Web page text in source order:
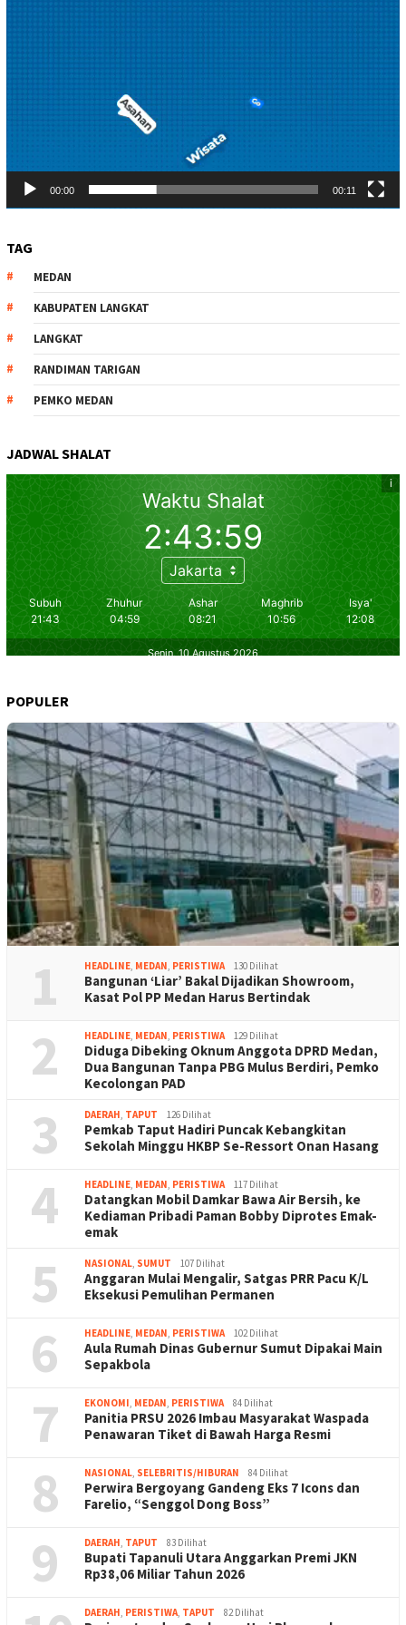
00:00 00:11
TAG
MEDAN
KABUPATEN LANGKAT
LANGKAT
RANDIMAN TARIGAN
PEMKO MEDAN
JADWAL SHALAT
POPULER
1 HEADLINE, MEDAN, PERISTIWA 130 Dilihat
Bangunan ‘Liar’ Bakal Dijadikan Showroom,
Kasat Pol PP Medan Harus Bertindak
2 HEADLINE, MEDAN, PERISTIWA 129 Dilihat
Diduga Dibeking Oknum Anggota DPRD Medan,
Dua Bangunan Tanpa PBG Mulus Berdiri, Pemko
Kecolongan PAD
3 DAERAH, TAPUT 126 Dilihat
Pemkab Taput Hadiri Puncak Kebangkitan
Sekolah Minggu HKBP Se-Ressort Onan Hasang
4 HEADLINE, MEDAN, PERISTIWA 117 Dilihat
Datangkan Mobil Damkar Bawa Air Bersih, ke
Kediaman Pribadi Paman Bobby Diprotes Emak-
emak
5 NASIONAL, SUMUT 107 Dilihat
Anggaran Mulai Mengalir, Satgas PRR Pacu K/L
Eksekusi Pemulihan Permanen
6 HEADLINE, MEDAN, PERISTIWA 102 Dilihat
Aula Rumah Dinas Gubernur Sumut Dipakai Main
Sepakbola
7 EKONOMI, MEDAN, PERISTIWA 84 Dilihat
Panitia PRSU 2026 Imbau Masyarakat Waspada
Penawaran Tiket di Bawah Harga Resmi
8 NASIONAL, SELEBRITIS/HIBURAN 84 Dilihat
Perwira Bergoyang Gandeng Eks 7 Icons dan
Farelio, “Senggol Dong Boss”
9 DAERAH, TAPUT 83 Dilihat
Bupati Tapanuli Utara Anggarkan Premi JKN
Rp38,06 Miliar Tahun 2026
DAERAH, PERISTIWA, TAPUT 82 Dilihat